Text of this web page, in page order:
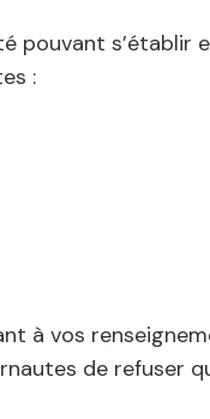
:
à vos
de refuser